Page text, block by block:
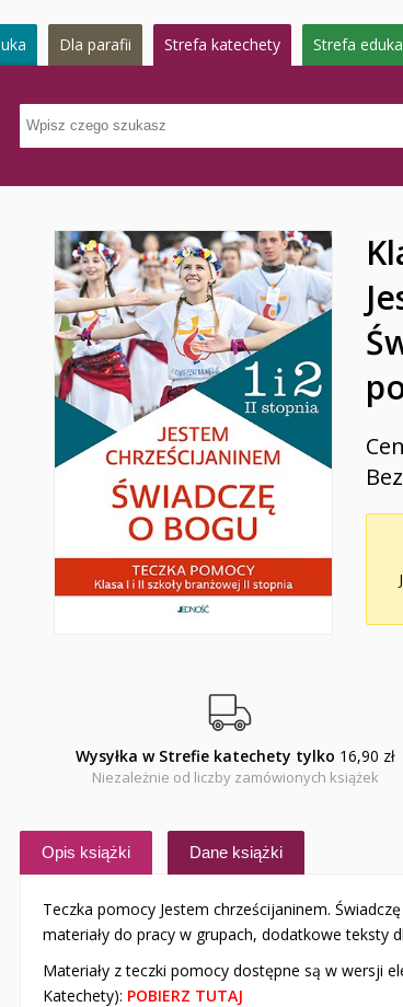
Dla parafii Strefa katechety Strefa
Wysyłka w Strefie katechety tylko 16,90 zł
Niezależnie od liczby zamówionych książek
Opis książki Dane książki
Teczka pomocy Jestem chrześcijaninem.
materiały do pracy w grupach, dodatkowe teksty
Materiały z teczki pomocy dostępne są w wersji
Katechety): POBIERZ TUTAJ